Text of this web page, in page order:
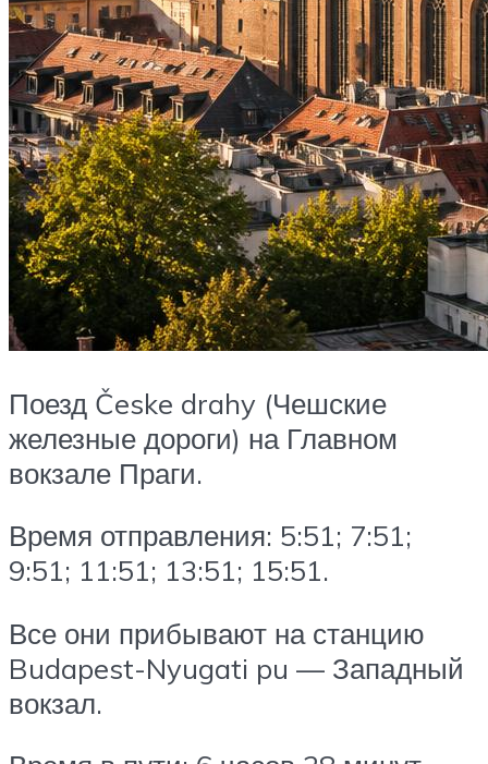
Поезд Česke drahy (Чешские
железные дороги) на Главном
вокзале Праги.
Время отправления: 5:51; 7:51;
9:51; 11:51; 13:51; 15:51.
Все они прибывают на станцию
Budapest-Nyugati pu — Западный
вокзал.